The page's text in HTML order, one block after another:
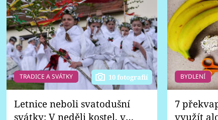
TRADICE A SVÁTKY 10 fotografií
Letnice neboli svatodušní
svátky: V neděli kostel, v
BYDLENÍ
7
využít